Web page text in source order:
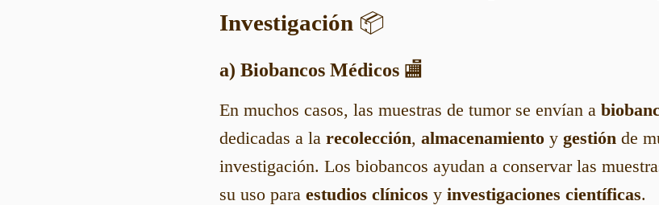
Investigación 📦
a) Biobancos Médicos 🏬
En muchos casos, las muestras de tumor se envían a
dedicadas a la recolección, almacenamiento y gestión de
investigación. Los biobancos ayudan a conservar las
su uso para estudios clínicos y investigaciones científicas.